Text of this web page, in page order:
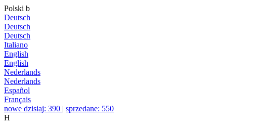
Polski b
Deutsch
Deutsch
Deutsch
Italiano
English
English
Nederlands
Nederlands
Español
Français
nowe dzisiaj: 390 | sprzedane: 550
H